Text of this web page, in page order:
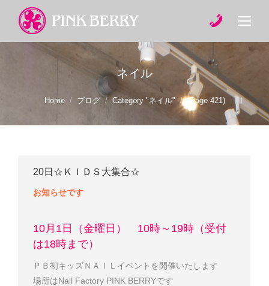
ネイル
You are here:
Home ブログ Category "ネイル" (Page 421)
20日☆ＫＩＤＳ大集合☆
お知らせです
10月1日（金曜日） 10時～19時（受付
は18時まで）
ＰＢ初キッズＮＡＩＬイベントを開催いたします
場所はNail Factory PINK BERRYです